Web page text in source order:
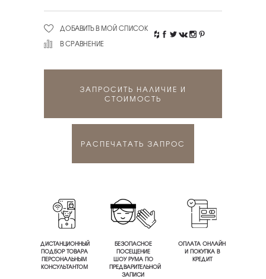
ДОБАВИТЬ В МОЙ СПИСОК
В СРАВНЕНИЕ
ЗАПРОСИТЬ НАЛИЧИЕ И
СТОИМОСТЬ
РАСПЕЧАТАТЬ ЗАПРОС
ДИСТАНЦИОННЫЙ
ПОДБОР ТОВАРА
ПЕРСОНАЛЬНЫМ
КОНСУЛЬТАНТОМ
БЕЗОПАСНОЕ
ПОСЕЩЕНИЕ
ШОУ РУМА ПО
ПРЕДВАРИТЕЛЬНОЙ
ЗАПИСИ
ОПЛАТА ОНЛАЙН
И ПОКУПКА В
КРЕДИТ